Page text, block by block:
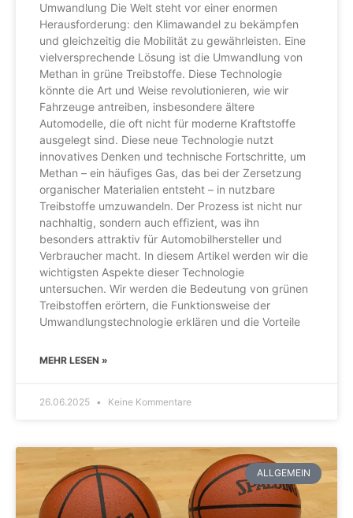
Umwandlung Die Welt steht vor einer enormen
Herausforderung: den Klimawandel zu bekämpfen
und gleichzeitig die Mobilität zu gewährleisten. Eine
vielversprechende Lösung ist die Umwandlung von
Methan in grüne Treibstoffe. Diese Technologie
könnte die Art und Weise revolutionieren, wie wir
Fahrzeuge antreiben, insbesondere ältere
Automodelle, die oft nicht für moderne Kraftstoffe
ausgelegt sind. Diese neue Technologie nutzt
innovatives Denken und technische Fortschritte, um
Methan – ein häufiges Gas, das bei der Zersetzung
organischer Materialien entsteht – in nutzbare
Treibstoffe umzuwandeln. Der Prozess ist nicht nur
nachhaltig, sondern auch effizient, was ihn
besonders attraktiv für Automobilhersteller und
Verbraucher macht. In diesem Artikel werden wir die
wichtigsten Aspekte dieser Technologie
untersuchen. Wir werden die Bedeutung von grünen
Treibstoffen erörtern, die Funktionsweise der
Umwandlungstechnologie erklären und die Vorteile
MEHR LESEN »
26.06.2025 Keine Kommentare
ALLGEMEIN